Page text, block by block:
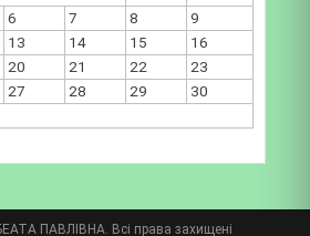
6 7 8
9
13 14 15
16
20 21 22
23
27 28 29
30
ПАВЛІВНА. Всі права захищені